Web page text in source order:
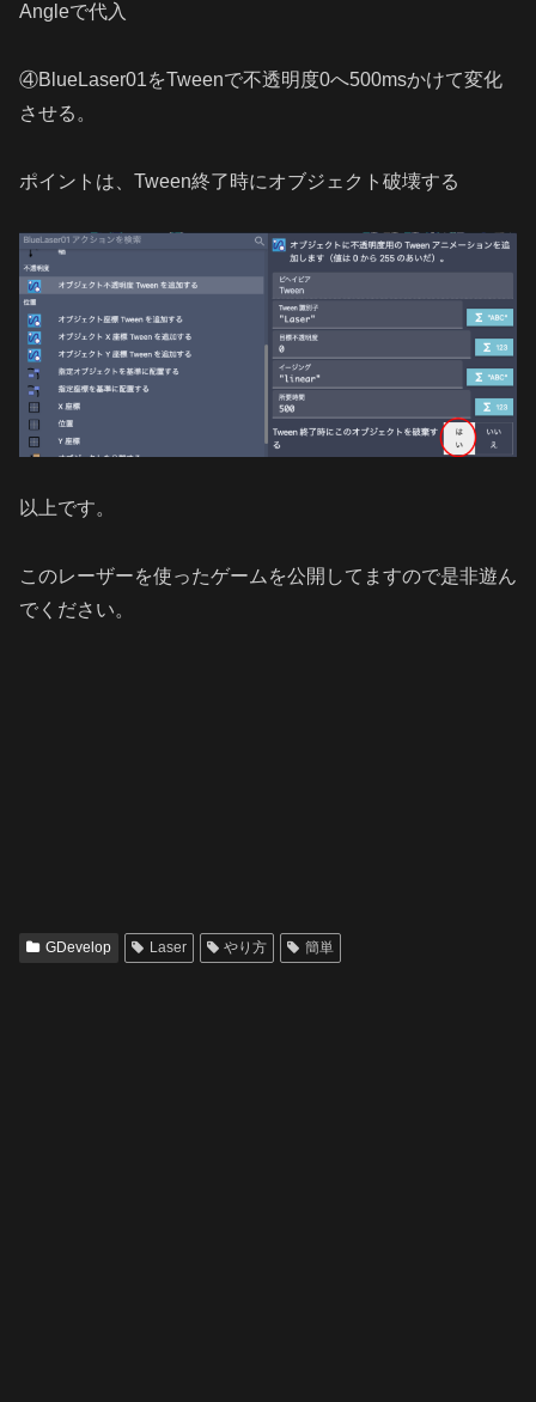
Angleで代入
④BlueLaser01をTweenで不透明度0へ500msかけて変化
させる。
ポイントは、Tween終了時にオブジェクト破壊する
以上です。
このレーザーを使ったゲームを公開してますので是非遊ん
でください。
GDevelop Laser やり方 簡単